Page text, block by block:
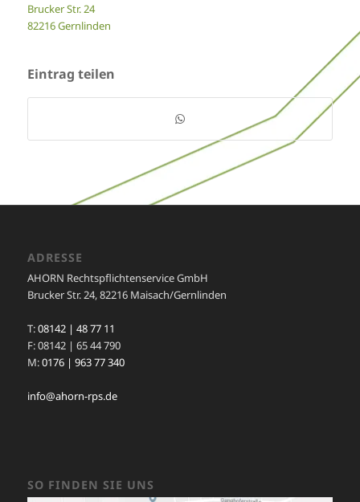
Brucker Str. 24
82216 Gernlinden
Eintrag teilen
ADRESSE
AHORN Rechtspflichtenservice GmbH
Brucker Str. 24, 82216 Maisach/Gernlinden
T:08142 | 48 77 11
F: 08142 | 65 44 790
M:0176 | 963 77 340
info@ahorn-rps.de
SO FINDEN SIE UNS